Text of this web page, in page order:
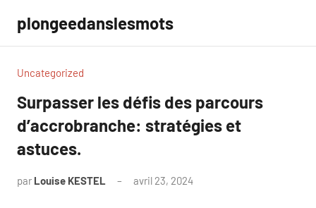
contenu
plongeedanslesmots
Uncategorized
Surpasser les défis des parcours
d’accrobranche: stratégies et
astuces.
par Louise KESTEL avril 23, 2024